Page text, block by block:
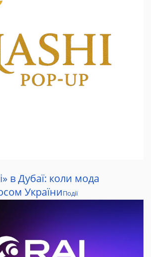
в Дубаї: коли мода
УкраїниПодії